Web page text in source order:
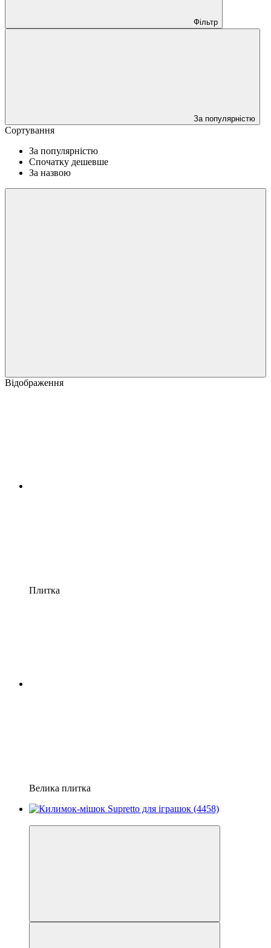
Фільтр
За популярністю
Сортування
За популярністю
Спочатку дешевше
За назвою
Відображення
Плитка
Велика плитка